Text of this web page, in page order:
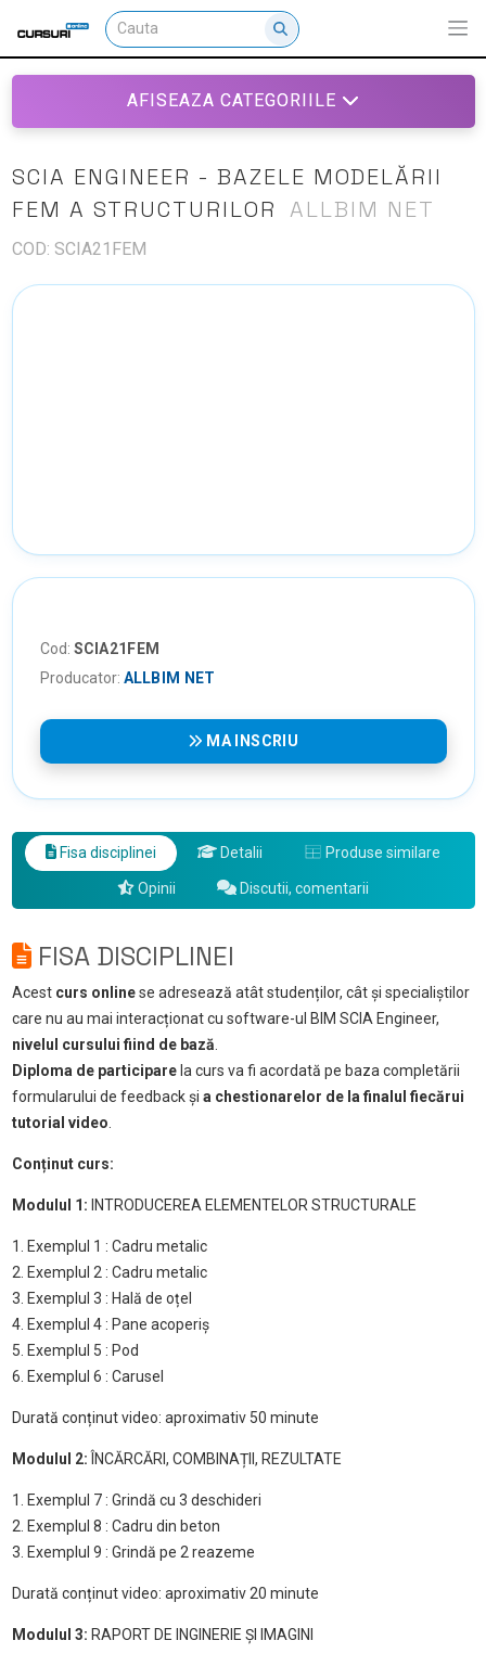
AFISEAZA CATEGORIILE
SCIA ENGINEER - BAZELE MODELĂRII
FEM A STRUCTURILOR
ALLBIM NET
COD: SCIA21FEM
Cod: SCIA21FEM
Producator: ALLBIM NET
MA INSCRIU
Fisa disciplinei Detalii Produse similare
Opinii Discutii, comentarii
FISA DISCIPLINEI
Acest curs onlinese adresează atât studenților, cât și specialiștilor
care nu au mai interacționat cu software-ul BIM SCIA Engineer,
nivelul cursului fiind de bază
Diploma de participarela curs va fi acordată pe baza completării
formularului de feedback și a chestionarelor de la finalul fiecărui
tutorial video
Conținut curs:
Modulul 1: INTRODUCEREA ELEMENTELOR STRUCTURALE
1. Exemplul 1 : Cadru metalic
2. Exemplul 2 : Cadru metalic
3. Exemplul 3 : Hală de oțel
4. Exemplul 4 : Pane acoperiș
5. Exemplul 5 : Pod
6. Exemplul 6 : Carusel
Durată conținut video: aproximativ 50 minute
Modulul 2: ÎNCĂRCĂRI, COMBINAȚII, REZULTATE
1. Exemplul 7 : Grindă cu 3 deschideri
2. Exemplul 8 : Cadru din beton
3. Exemplul 9 : Grindă pe 2 reazeme
Durată conținut video: aproximativ 20 minute
Modulul 3: RAPORT DE INGINERIE ȘI IMAGINI